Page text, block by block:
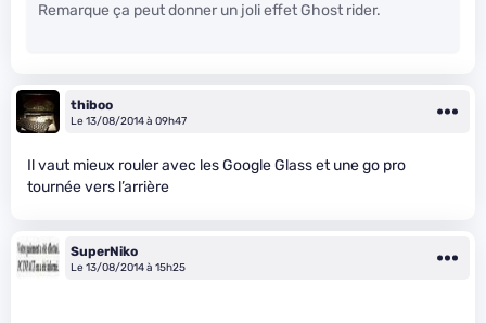
Remarque ça peut donner un joli effet Ghost rider.
thiboo
Le 13/08/2014 à 09h47
Il vaut mieux rouler avec les Google Glass et une go pro
tournée vers l’arrière
SuperNiko
Le 13/08/2014 à 15h25